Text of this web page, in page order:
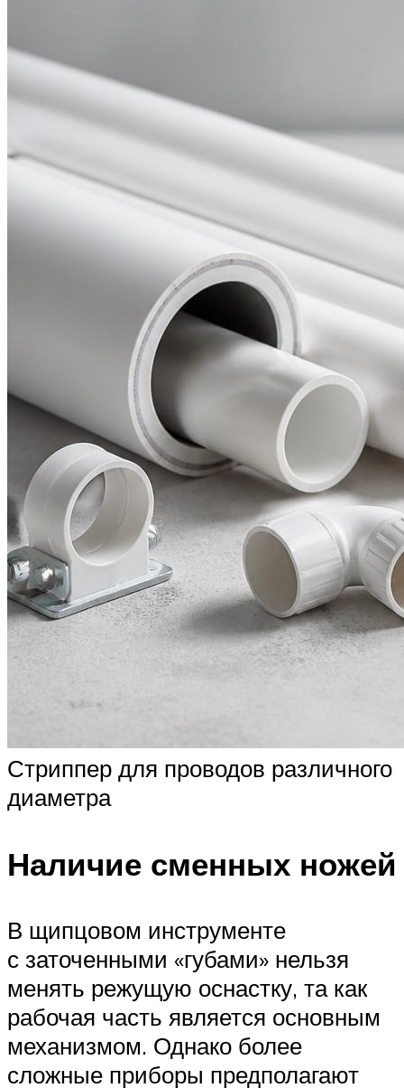
Стриппер для проводов различного
диаметра
Наличие сменных ножей
В щипцовом инструменте
с заточенными «губами» нельзя
менять режущую оснастку, та как
рабочая часть является основным
механизмом. Однако более
сложные приборы предполагают